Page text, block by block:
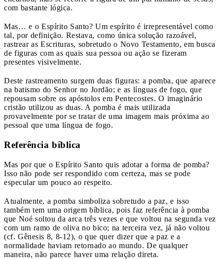
com bastante lógica.
Mas… e o Espírito Santo? Um espírito é irrepresentável como
tal, por definição. Restava, como única solução razoável,
rastrear as Escrituras, sobretudo o Novo Testamento, em busca
de figuras com as quais sua pessoa ou ação se fizeram
presentes visivelmente.
Deste rastreamento surgem duas figuras: a pomba, que aparece
na batismo do Senhor no Jordão; e as línguas de fogo, que
repousam sobre os apóstolos em Pentecostes. O imaginário
cristão utilizou as duas. A pomba é mais utilizada
provavelmente por se tratar de uma imagem mais próxima ao
pessoal que uma língua de fogo.
Referência bíblica
Mas por que o Espírito Santo quis adotar a forma de pomba?
Isso não pode ser respondido com certeza, mas se pode
especular um pouco ao respeito.
Atualmente, a pomba simboliza sobretudo a paz, e isso
também tem uma origem bíblica, pois faz referência à pomba
que Noé soltou da arca três vezes e que voltou na segunda vez
com um ramo de oliva no bico; na terceira vez, já não voltou
(cf. Gênesis 8, 8-12), o que quer dizer que a paz e a
normalidade haviam retornado ao mundo. De qualquer
maneira, não parece haver uma relação direta.